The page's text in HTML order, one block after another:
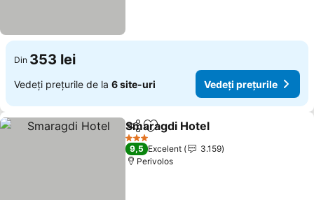
Din 353 lei
Vedeți prețurile de la 6 site-uri Vedeți prețurile
DistribuițiAdăugaţi la favorite
Smaragdi Hotel
3 Stele
9,5 Excelent
3.159
Perivolos